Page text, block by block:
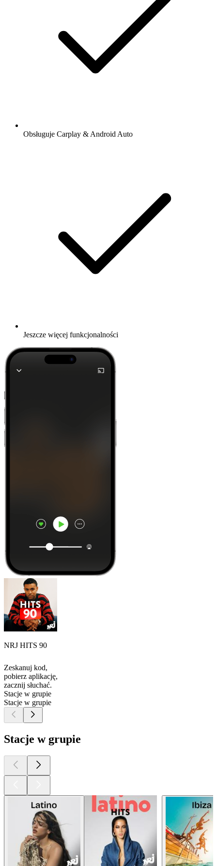
Obsługuje Carplay & Android Auto
Jeszcze więcej funkcjonalności
NRJ HITS 90
Zeskanuj kod,
pobierz aplikację,
zacznij słuchać.
Stacje w grupie
Stacje w grupie
Stacje w grupie